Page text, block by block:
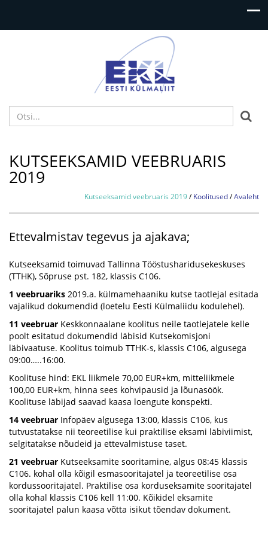

KUTSEEKSAMID VEEBRUARIS
2019
Avaleht
/
Koolitused
/
Kutseeksamid veebruaris 2019
Ettevalmistav tegevus ja ajakava;
Kutseeksamid toimuvad Tallinna Tööstusharidusekeskuses
(TTHK), Sõpruse pst. 182, klassis C106.
1 veebruariks 2019.a. külmamehaaniku kutse taotlejal esitada
vajalikud dokumendid (loetelu Eesti Külmaliidu kodulehel).
11 veebruar Keskkonnaalane koolitus neile taotlejatele kelle
poolt esitatud dokumendid läbisid Kutsekomisjoni
läbivaatuse. Koolitus toimub TTHK-s, klassis C106, algusega
09:00…..16:00.
Koolituse hind: EKL liikmele 70,00 EUR+km, mitteliikmele
100,00 EUR+km, hinna sees kohvipausid ja lõunasöök.
Koolituse läbijad saavad kaasa loengute konspekti.
14 veebruar Infopäev algusega 13:00, klassis C106, kus
tutvustatakse nii teoreetilise kui praktilise eksami läbiviimist,
selgitatakse nõudeid ja ettevalmistuse taset.
21 veebruar Kutseeksamite sooritamine, algus 08:45 klassis
C106. kohal olla kõigil esmasooritajatel ja teoreetilise osa
kordussooritajatel. Praktilise osa korduseksamite sooritajatel
olla kohal klassis C106 kell 11:00. Kõikidel eksamite
sooritajatel palun kaasa võtta isikut tõendav dokument.